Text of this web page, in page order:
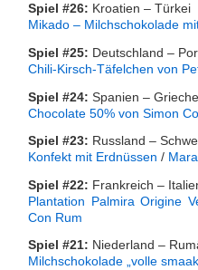
Spiel #26: Kroatien – Türkei
Mikado – Milchschokolade
Spiel #25: Deutschland –
Chili-Kirsch-Täfelchen von
Spiel #24: Spanien –
Chocolate 50% von Simon
Spiel #23: Russland –
Konfekt mit Erdnüssen /
Spiel #22: Frankreich –
Plantation Palmira Origine
Con Rum
Spiel #21: Niederland –
Milchschokolade „volle